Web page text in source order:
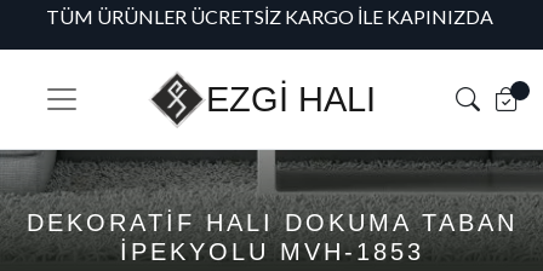
TÜM ÜRÜNLER ÜCRETSIZ KARGO İLE KAPINIZDA
EZGİ HALI
DEKORATIF HALI DOKUMA TABAN
İPEKYOLU MVH-1853